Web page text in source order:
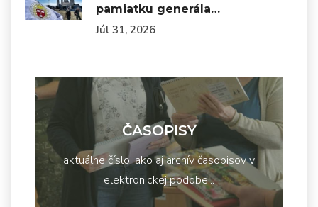
pamiatku generála…
Júl 31, 2026
ČASOPISY
aktuálne číslo, ako aj archív časopisov v
elektronickej podobe...